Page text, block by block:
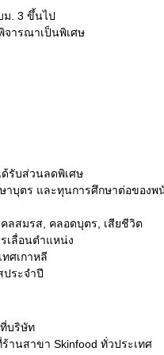
ม. 3 ขึ้นไป
ารณาเป็นพิเศษ
รับส่วนลดพิเศษ
บุตร และทุนการศึกษาต่อของพ
ลสมรส, คลอดบุตร, เสียชีวิต
เลื่อนตำแหน่ง
ศเกาหลี
ประจำปี
บริษัท
านสาขา Skinfood ทั่วประเทศ